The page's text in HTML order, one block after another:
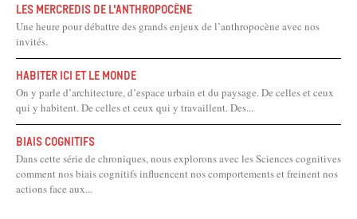
Les mercredis de l'anthropocène
Une heure pour débattre des grands enjeux de l’anthropocène avec nos
invités.
HABITER ICI ET LE MONDE
On y parle d’architecture, d’espace urbain et du paysage. De celles et ceux
qui y habitent. De celles et ceux qui y travaillent. Des...
Biais Cognitifs
Dans cette série de chroniques, nous explorons avec les Sciences cognitives
comment nos biais cognitifs influencent nos comportements et freinent nos
actions face aux...